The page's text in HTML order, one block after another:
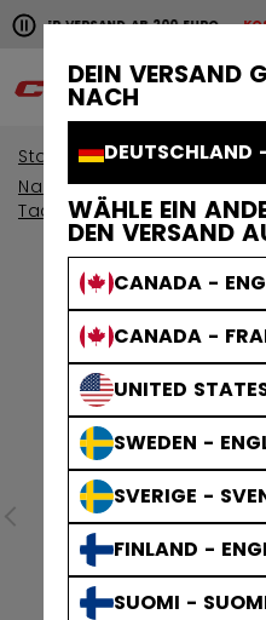
DEIN VERSAND
NACH
DEUTSCHLAND
WÄHLE EIN
DEN VERSAND
CANADA -
CANADA -
UNITED
SWEDEN -
SVERIGE -
FINLAND -
SUOMI -
Horizontale
VERSAND AB 200 EURO
KOSTENLOSER VERSAND
Start
Schutzausrüstung
Nach Kollektion anzeigen
Tacks Schutzausrustung